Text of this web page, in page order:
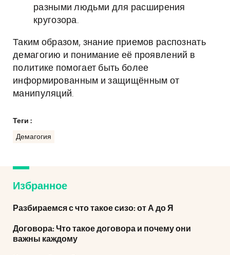
разными людьми для расширения
кругозора.
Таким образом, знание приемов распознать
демагогию и понимание её проявлений в
политике помогает быть более
информированным и защищённым от
манипуляций.
Теги :
Демагогия
Избранное
Разбираемся с что такое сизо: от А до Я
Договора: Что такое договора и почему они
важны каждому